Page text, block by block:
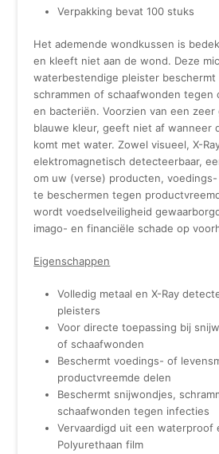
Verpakking bevat 100 stuks
Het ademende wondkussen is
en kleeft niet aan de wond. Deze
waterbestendige pleister beschermt
schrammen of schaafwonden
en bacteriën. Voorzien van een zeer
blauwe kleur, geeft niet af wanneer
komt met water. Zowel visueel, X-
elektromagnetisch detecteerbaar,
om uw (verse) producten,
te beschermen tegen
wordt voedselveiligheid
imago- en financiële schade op
Eigenschappen
Volledig metaal en X-Ray
pleisters
Voor directe toepassing bij
of schaafwonden
Beschermt voedings- of
productvreemde delen
Beschermt snijwondjes,
schaafwonden tegen infecties
Vervaardigd uit een waterproof
Polyurethaan film